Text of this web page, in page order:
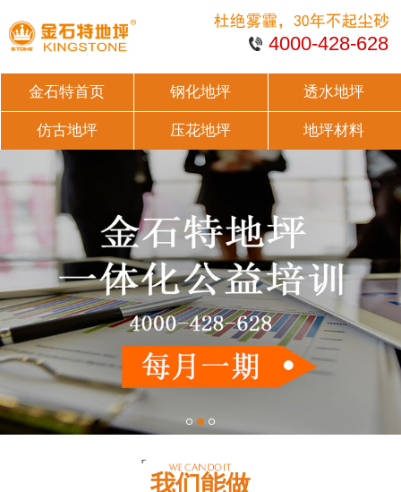
4000-428-628
金石特首页 钢化地坪 透水地坪
仿古地坪 压花地坪 地坪材料
我们能做